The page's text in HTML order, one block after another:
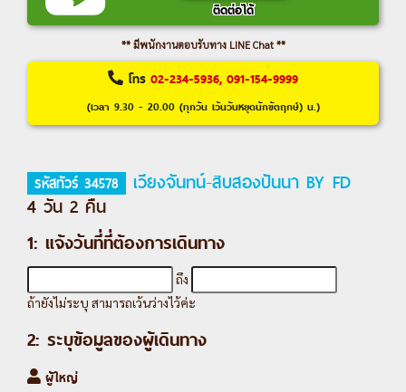
ติดต่อได้
** มีพนักงานตอบรับทาง LINE Chat **
โทร 02-234-5936, 091-154-9999
(เวลา 9.30 - 20.00 (ทุกวัน เว้นวันหยุดนักขัตฤกษ์) น.)
รหัสทัวร์ 34578
เวียงจันทน์-สิบสองปันนา BY FD
4 วัน 2 คืน
1: แจ้งวันที่ที่ต้องการเดินทาง
ถึง
ถ้ายังไม่ระบุ สามารถเว้นว่างไว้ค่ะ
2: ระบุข้อมูลของผู้เดินทาง
ผู้ใหญ่